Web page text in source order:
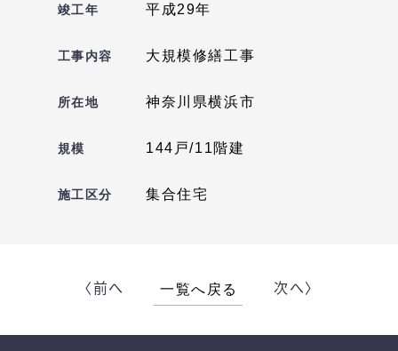
竣工年 平成29年
工事内容 大規模修繕工事
所在地 神奈川県横浜市
規模 144戸/11階建
施工区分 集合住宅
〈前へ 一覧へ戻る 次へ〉